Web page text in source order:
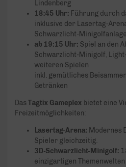
Lindenberg
18:45 Uhr: Führung durch
inklusive der Lasertag-
Schwarzlicht-Minigolfanlage
ab 19:15 Uhr: Spiel an den
Schwarzlicht-Minigolf,
weiteren Spielen
inkl. gemütliches
Getränken
DasTagtix Gameplex bietet eine
Freizeitmöglichkeiten:
Lasertag-Arena: Modernes
Spieler gleichzeitig.
3D-Schwarzlicht-Minigolf:
einzigartigen